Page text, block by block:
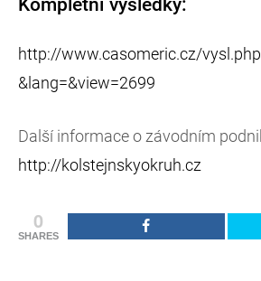
http://www.casomeric.cz/
&lang=&view=2699
Další informace o závodním
http://kolstejnskyokruh.cz
0
SHARES